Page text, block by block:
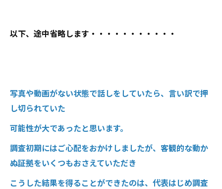
以下、途中省略します・・・・・・・・・・・
写真や動画がない状態で話しをしていたら、言い訳で押
し切られていた
可能性が大であったと思います。
調査初期にはご心配をおかけしましたが、客観的な動か
ぬ証拠をいくつもおさえていただき
こうした結果を得ることができたのは、代表はじめ調査